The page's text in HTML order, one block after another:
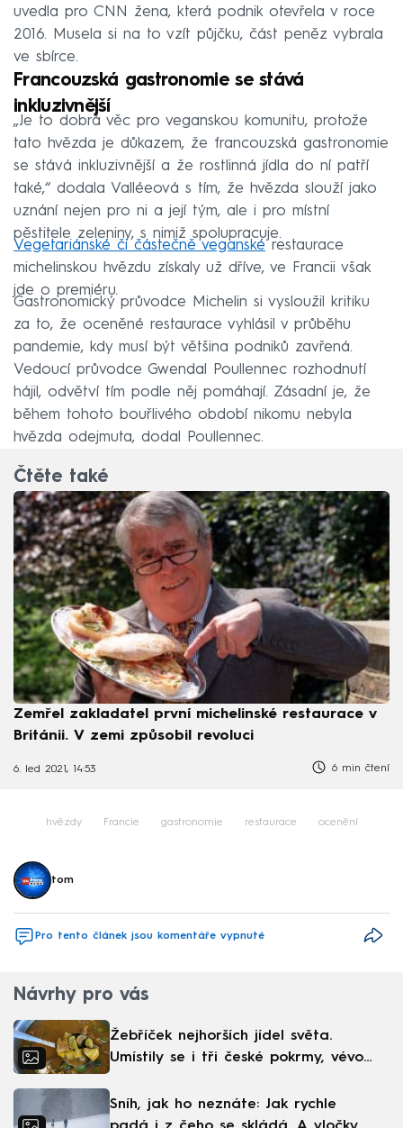
uvedla pro CNN žena, která podnik otevřela v roce
2016. Musela si na to vzít půjčku, část peněz vybrala
ve sbírce.
Francouzská gastronomie se stává
inkluzivnější
„Je to dobrá věc pro veganskou komunitu, protože
tato hvězda je důkazem, že francouzská gastronomie
se stává inkluzivnější a že rostlinná jídla do ní patří
také,“ dodala Valléeová s tím, že hvězda slouží jako
uznání nejen pro ni a její tým, ale i pro místní
pěstitele zeleniny, s nimiž spolupracuje.
Vegetariánské či částečně veganskérestaurace
michelinskou hvězdu získaly už dříve, ve Francii však
jde o premiéru.
Gastronomický průvodce Michelin si vysloužil kritiku
za to, že oceněné restaurace vyhlásil v průběhu
pandemie, kdy musí být většina podniků zavřená.
Vedoucí průvodce Gwendal Poullennec rozhodnutí
hájil, odvětví tím podle něj pomáhají. Zásadní je, že
během tohoto bouřlivého období nikomu nebyla
hvězda odejmuta, dodal Poullennec.
Čtěte také
Zemřel zakladatel první michelinské restaurace v
Británii. V zemi způsobil revoluci
6. led 2021, 14:53 6 min čtení
hvězdy Francie gastronomie restaurace ocenění
tom
Pro tento článek jsou komentáře vypnuté
Návrhy pro vás
Žebříček nejhorších jídel světa.
Umístily se i tři české pokrmy, vévodí
Sníh, jak ho neznáte: Jak rychle